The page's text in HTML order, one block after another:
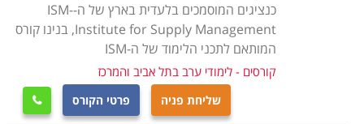
הקורס אינו דורש כל ידע מוקדם, אך עם זאת נדרשת יכולת
ארגון וניהול שכן, מדובר בתפקיד עם הרבה אחריות, והבנה,
הן פיננסית והן משפטית, שכן, ככל שהארגון מורכב יותר, כך
יש משמעות רבה יותר לכל רכישה כמו גם לניהול המלאי
ולכן אמנם אין תנאי קבלה אך נדרשים כישורים אישיים על
כנציגים המוסמכים בלעדית בארץ של ה-ISM-
Institute for Supply Management, בנינו קורס
המותאם לתכני הלימוד של ה-ISM
קורסים - לימודי ערב בתל אביב והמרכז
שליחת פניה פרטי הקורס 